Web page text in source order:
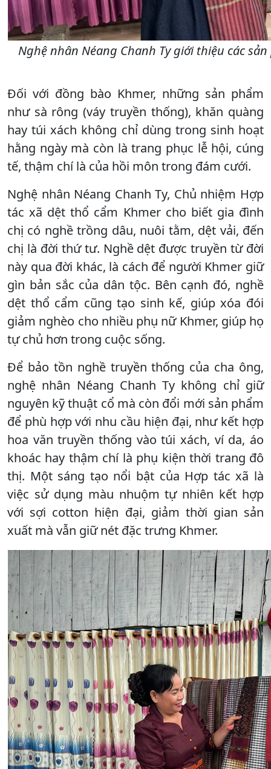
Nghệ nhân Néang Chanh Ty giới thiệu các
Đối với đồng bào Khmer, những sản phẩm
như sà rông (váy truyền thống), khăn quàng
hay túi xách không chỉ dùng trong sinh hoạt
hằng ngày mà còn là trang phục lễ hội, cúng
tế, thậm chí là của hồi môn trong đám cưới.
Nghệ nhân Néang Chanh Ty, Chủ nhiệm Hợp
tác xã dệt thổ cẩm Khmer cho biết gia đình
chị có nghề trồng dâu, nuôi tằm, dệt vải, đến
chị là đời thứ tư. Nghề dệt được truyền từ đời
này qua đời khác, là cách để người Khmer giữ
gìn bản sắc của dân tộc. Bên cạnh đó, nghề
dệt thổ cẩm cũng tạo sinh kế, giúp xóa đói
giảm nghèo cho nhiều phụ nữ Khmer, giúp họ
tự chủ hơn trong cuộc sống.
Để bảo tồn nghề truyền thống của cha ông,
nghệ nhân Néang Chanh Ty không chỉ giữ
nguyên kỹ thuật cổ mà còn đổi mới sản phẩm
để phù hợp với nhu cầu hiện đại, như kết hợp
hoa văn truyền thống vào túi xách, ví da, áo
khoác hay thậm chí là phụ kiện thời trang đô
thị. Một sáng tạo nổi bật của Hợp tác xã là
việc sử dụng màu nhuộm tự nhiên kết hợp
với sợi cotton hiện đại, giảm thời gian sản
xuất mà vẫn giữ nét đặc trưng Khmer.